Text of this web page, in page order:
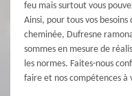
feu mais surtout vous
Ainsi, pour tous vos
cheminée, Dufresne
sommes en mesure de
les normes. Faites-nous
faire et nos compétences